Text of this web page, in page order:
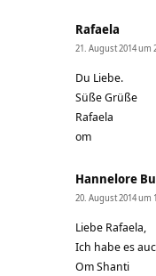
Rafaela
21. August 2014 um
Du Liebe.
Süße Grüße
Rafaela
om
Hannelore
20. August 2014 um
Liebe Rafaela,
Ich habe es
Om Shanti